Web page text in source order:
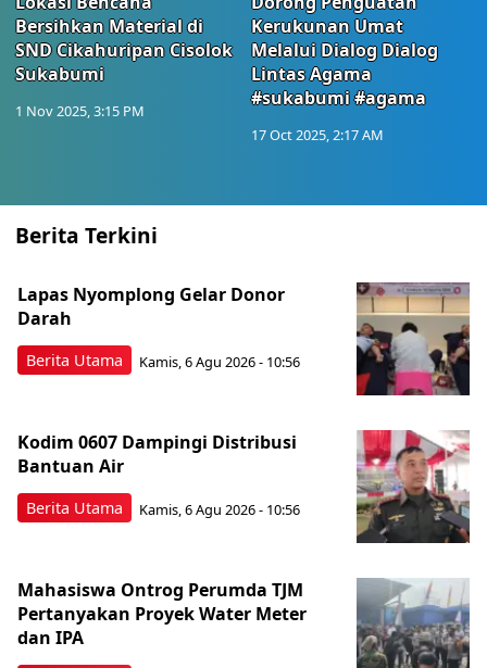
Bersihkan Material di
SND Cikahuripan Cisolok
Sukabumi
1 Nov 2025, 3:15 PM
Kerukunan Umat
Melalui Dialog Dialog
Lintas Agama
#sukabumi #agama
17 Oct 2025, 2:17 AM
Berita Terkini
Berita Utama
Lapas Nyomplong Gelar Donor
Darah
Kamis, 6 Agu 2026 - 10:56
Berita Utama
Kodim 0607 Dampingi Distribusi
Bantuan Air
Kamis, 6 Agu 2026 - 10:56
Mahasiswa Ontrog Perumda TJM
Pertanyakan Proyek Water Meter
dan IPA